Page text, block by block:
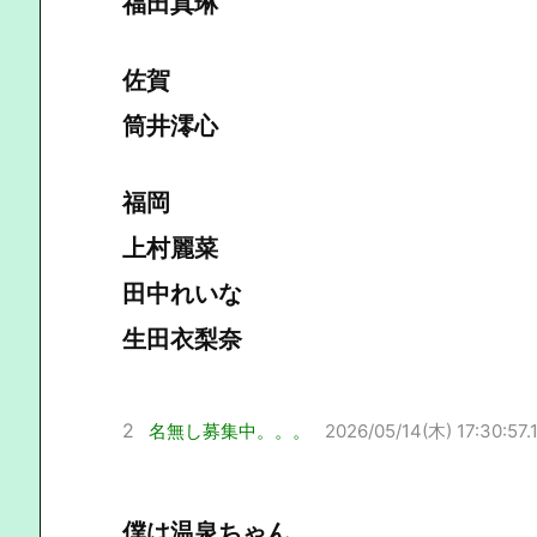
佐賀
筒井澪心
福岡
上村麗菜
田中れいな
生田衣梨奈
2 名無し募集中。。。 2026/05/14(木)